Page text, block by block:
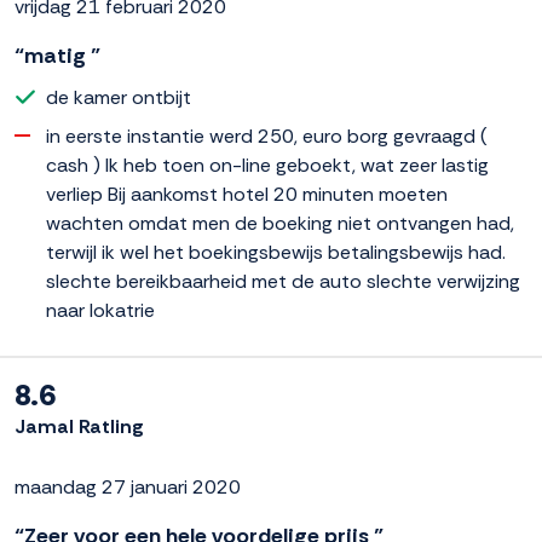
vrijdag 21 februari 2020
“matig ”
de kamer ontbijt
in eerste instantie werd 250, euro borg gevraagd (
cash ) Ik heb toen on-line geboekt, wat zeer lastig
verliep Bij aankomst hotel 20 minuten moeten
wachten omdat men de boeking niet ontvangen had,
terwijl ik wel het boekingsbewijs betalingsbewijs had.
slechte bereikbaarheid met de auto slechte verwijzing
naar lokatrie
8.6
Jamal Ratling
maandag 27 januari 2020